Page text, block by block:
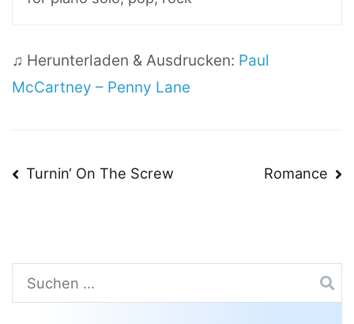
♫ Herunterladen & Ausdrucken: Paul
McCartney – Penny Lane
Beitragsnavigation
Turnin‘ On The Screw Romance
Suchen
nach: